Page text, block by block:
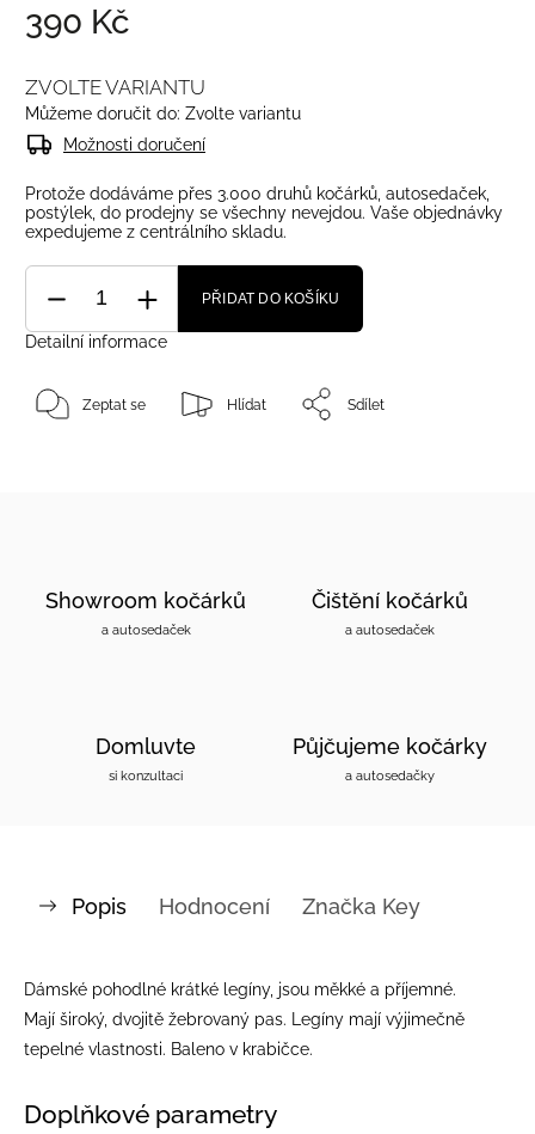
390 Kč
ZVOLTE VARIANTU
Můžeme doručit do: Zvolte variantu
Možnosti doručení
Protože dodáváme přes 3.000 druhů kočárků, autosedaček,
postýlek, do prodejny se všechny nevejdou. Vaše objednávky
expedujeme z centrálního skladu.
PŘIDAT DO KOŠÍKU
Detailní informace
Zeptat se Hlídat Sdílet
Showroom kočárků
a autosedaček
Čištění kočárků
a autosedaček
Domluvte
si konzultaci
Půjčujeme kočárky
a autosedačky
Popis Hodnocení Značka Key
Dámské pohodlné krátké legíny, jsou měkké a příjemné.
Mají široký, dvojitě žebrovaný pas. Legíny mají výjimečně
tepelné vlastnosti. Baleno v krabičce.
Doplňkové parametry